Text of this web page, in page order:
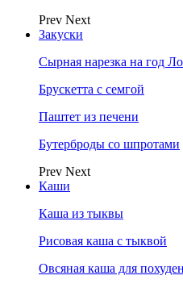
Prev Next
Закуски
Сырная нарезка на год
Брускетта с семгой
Паштет из печени
Бутерброды со шпротами
Prev Next
Каши
Каша из тыквы
Рисовая каша с тыквой
Овсяная каша для